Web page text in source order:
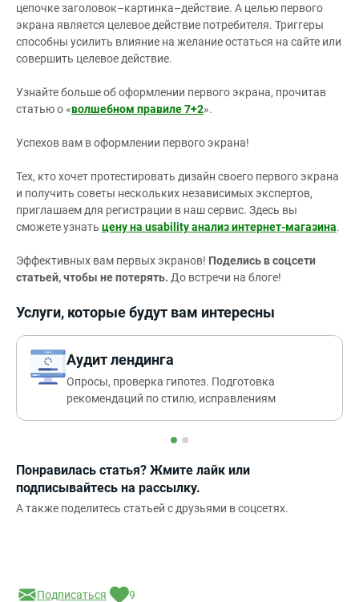
цепочке заголовок–картинка–действие. А целью первого
экрана является целевое действие потребителя. Триггеры
способны усилить влияние на желание остаться на сайте или
совершить целевое действие.
Узнайте больше об оформлении первого экрана, прочитав
статью о «волшебном правиле 7+2».
Успехов вам в оформлении первого экрана!
Тех, кто хочет протестировать дизайн своего первого экрана
и получить советы нескольких независимых экспертов,
приглашаем для регистрации в наш сервис. Здесь вы
сможете узнать цену на usability анализ интернет-магазина.
Эффективных вам первых экранов! Поделись в соцсети
статьей, чтобы не потерять. До встречи на блоге!
Услуги, которые будут вам интересны
Аудит лендинга
Опросы, проверка гипотез. Подготовка
рекомендаций по стилю, исправлениям
Понравилась статья? Жмите лайк или
подписывайтесь на рассылку.
А также поделитесь статьей с друзьями в соцсетях.
Подписаться 9